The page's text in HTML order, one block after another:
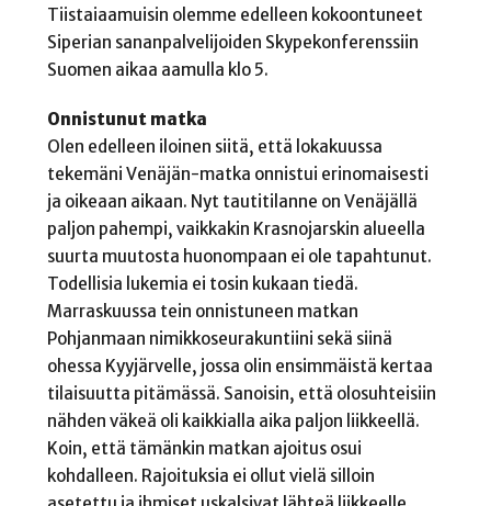
Tiistaiaamuisin olemme edelleen kokoontuneet
Siperian sananpalvelijoiden Skypekonferenssiin
Suomen aikaa aamulla klo 5.
Onnistunut matka
Olen edelleen iloinen siitä, että lokakuussa
tekemäni Venäjän-matka onnistui erinomaisesti
ja oikeaan aikaan. Nyt tautitilanne on Venäjällä
paljon pahempi, vaikkakin Krasnojarskin alueella
suurta muutosta huonompaan ei ole tapahtunut.
Todellisia lukemia ei tosin kukaan tiedä.
Marraskuussa tein onnistuneen matkan
Pohjanmaan nimikkoseurakuntiini sekä siinä
ohessa Kyyjärvelle, jossa olin ensimmäistä kertaa
tilaisuutta pitämässä. Sanoisin, että olosuhteisiin
nähden väkeä oli kaikkialla aika paljon liikkeellä.
Koin, että tämänkin matkan ajoitus osui
kohdalleen. Rajoituksia ei ollut vielä silloin